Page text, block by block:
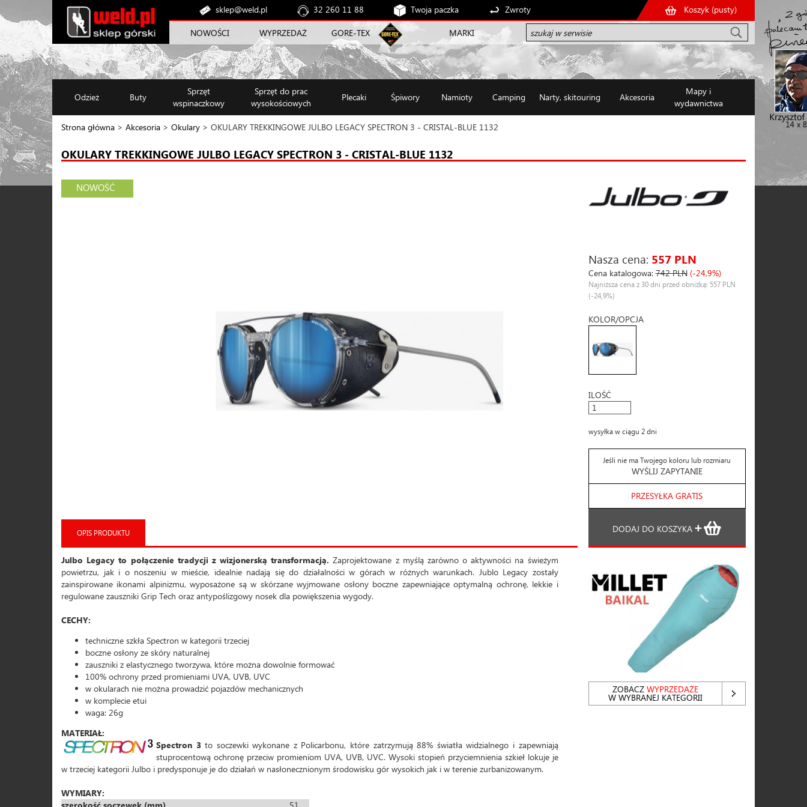
sklep@weld.pl 32 260 11 88 Twoja paczka Zwroty Koszyk (pusty)
NOWOŚCI WYPRZEDAŻ GORE-TEX MARKI
Odzież Buty
Sprzęt
wspinaczkowy
Sprzęt do prac
wysokościowych
Plecaki Śpiwory Namioty Camping Narty, skitouring Akcesoria
Mapy i
wydawnictwa
Strona główna > Akcesoria > Okulary > OKULARY TREKKINGOWE JULBO LEGACY SPECTRON 3 - CRISTAL-BLUE 1132
OKULARY TREKKINGOWE JULBO LEGACY SPECTRON 3 - CRISTAL-BLUE 1132
NOWOŚĆ
OPIS PRODUKTU
Nasza cena: 557 PLN
Cena katalogowa:742 PLN (-24,9%)
Najniższa cena z 30 dni przed obniżką: 557 PLN
(-24,9%)
KOLOR/OPCJA
ILOŚĆ
wysyłka w ciągu 2 dni
Jeśli nie ma Twojego koloru lub rozmiaru
WYŚLIJ ZAPYTANIE
PRZESYŁKA GRATIS
DODAJ DO KOSZYKA
Julbo Legacy to połączenie tradycji z wizjonerską transformacją. Zaprojektowane z myślą zarówno o aktywności na świeżym
powietrzu, jak i o noszeniu w mieście, idealnie nadają się do działalności w górach w różnych warunkach. Jublo Legacy zostały
zainspirowane ikonami alpinizmu, wyposażone są w skórzane wyjmowane osłony boczne zapewniające optymalną ochronę, lekkie i
regulowane zauszniki Grip Tech oraz antypoślizgowy nosek dla powiększenia wygody.
CECHY:
techniczne szkła Spectron w kategorii trzeciej
boczne osłony ze skóry naturalnej
zauszniki z elastycznego tworzywa, które można dowolnie formować
100% ochrony przed promieniami UVA, UVB, UVC
w okularach nie można prowadzić pojazdów mechanicznych
w komplecie etui
waga: 26g
MATERIAŁ:
Spectron 3to soczewki wykonane z Policarbonu, które zatrzymują 88% światła widzialnego i zapewniają
stuprocentową ochronę przeciw promieniom UVA, UVB, UVC. Wysoki stopień przyciemnienia szkieł lokuje je
w trzeciej kategorii Julbo i predysponuje je do działań w nasłonecznionym środowisku gór wysokich jak i w terenie zurbanizowanym.
WYMIARY:
ZOBACZ WYPRZEDAŻE
W WYBRANEJ KATEGORII